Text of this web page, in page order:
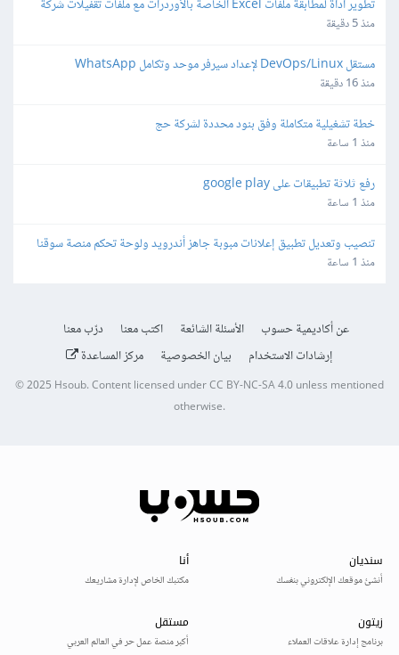
شحن
منذ 5 دقيقة
Automation - API Gateway
منذ 16 دقيقة
خطة تشغيلية متكاملة وفق بنود محددة لشركة حج
منذ 1 ساعة
رفع ثلاثة تطبيقات على google play
منذ 1 ساعة
تنصيب وتعديل تطبيق إعلانات مبوبة جاهز أندرويد ولوحة تحكم منصة سوقنا
منذ 1 ساعة
عن أكاديمية حسوب الأسئلة الشائعة اكتب معنا
درّب معنا
إرشادات الاستخدام
بيان الخصوصية مركز المساعدة
© 2025 Hsoub.Content licensed underCC BY-NC-SA 4.0unless mentioned
otherwise.